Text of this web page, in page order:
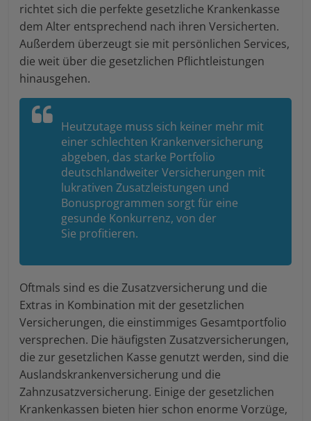
richtet sich die perfekte gesetzliche Krankenkasse
dem Alter entsprechend nach ihren Versicherten.
Außerdem überzeugt sie mit persönlichen Services,
die weit über die gesetzlichen Pflichtleistungen
hinausgehen.
Heutzutage muss sich keiner mehr mit
einer schlechten Krankenversicherung
abgeben, das starke Portfolio
deutschlandweiter Versicherungen mit
lukrativen Zusatzleistungen und
Bonusprogrammen sorgt für eine
gesunde Konkurrenz, von der
Sie profitieren.
Oftmals sind es die Zusatzversicherung und die
Extras in Kombination mit der gesetzlichen
Versicherungen, die einstimmiges Gesamtportfolio
versprechen. Die häufigsten Zusatzversicherungen,
die zur gesetzlichen Kasse genutzt werden, sind die
Auslandskrankenversicherung und die
Zahnzusatzversicherung. Einige der gesetzlichen
Krankenkassen bieten hier schon enorme Vorzüge,